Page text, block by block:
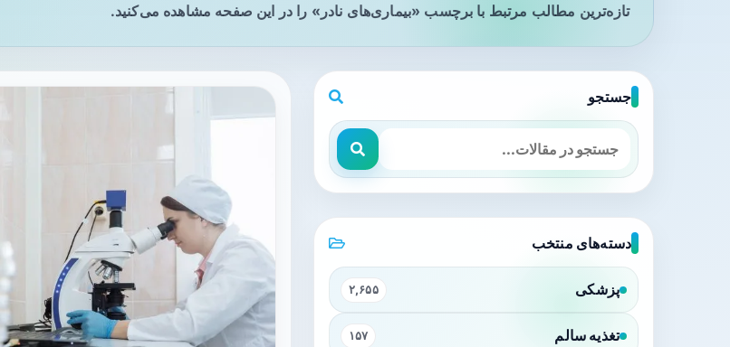
تازه‌ترین مطالب مرتبط با برچسب «بیماری‌های نادر» را در این صفحه مشاهده می‌کنید.
جستجو
دسته‌های منتخب
پزشکی ۲,۶۵۵
تغذیه سالم ۱۵۷